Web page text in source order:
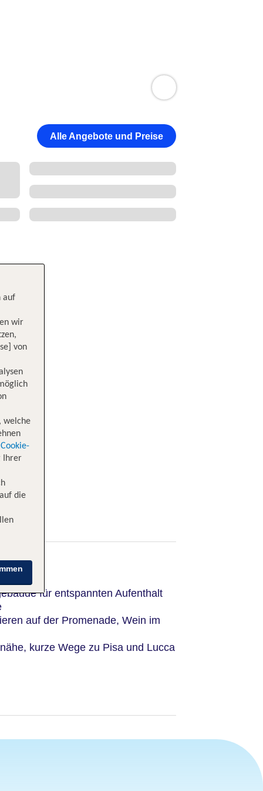
Alle Angebote und Preise
für entspannten Aufenthalt
auf der Promenade, Wein im
kurze Wege zu Pisa und Lucca
auf
wir
von
welche
Ihrer
die